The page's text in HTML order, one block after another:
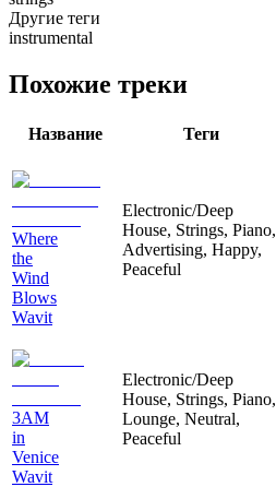
Другие теги
instrumental
Похожие треки
Название Теги
Where
the
Wind
Blows
Wavit
Electronic/Deep
House, Strings, Piano,
Advertising, Happy,
Peaceful
3AM
in
Venice
Wavit
Electronic/Deep
House, Strings, Piano,
Lounge, Neutral,
Peaceful